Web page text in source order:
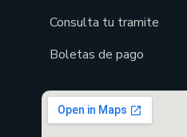
Consulta tu tramite
Boletas de pago